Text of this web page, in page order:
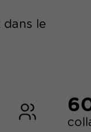
dans le